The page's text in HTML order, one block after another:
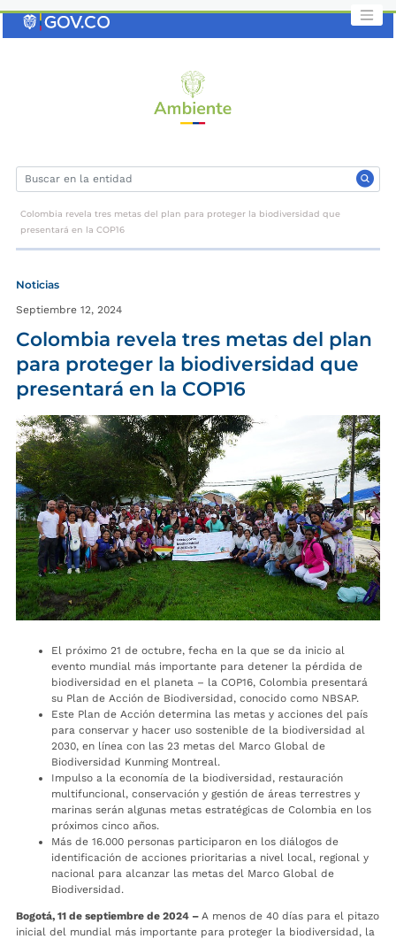
Colombia revela tres metas del plan para proteger la biodiversidad que
presentará en la COP16
Noticias
Septiembre 12, 2024
Colombia revela tres metas del plan
para proteger la biodiversidad que
presentará en la COP16
El próximo 21 de octubre, fecha en la que se da inicio al
evento mundial más importante para detener la pérdida de
biodiversidad en el planeta – la COP16, Colombia presentará
su Plan de Acción de Biodiversidad, conocido como NBSAP.
Este Plan de Acción determina las metas y acciones del país
para conservar y hacer uso sostenible de la biodiversidad al
2030, en línea con las 23 metas del Marco Global de
Biodiversidad Kunming Montreal.
Impulso a la economía de la biodiversidad, restauración
multifuncional, conservación y gestión de áreas terrestres y
marinas serán algunas metas estratégicas de Colombia en los
próximos cinco años.
Más de 16.000 personas participaron en los diálogos de
identificación de acciones prioritarias a nivel local, regional y
nacional para alcanzar las metas del Marco Global de
Biodiversidad.
Bogotá, 11 de septiembre de 2024 – A menos de 40 días para el pitazo
inicial del mundial más importante para proteger la biodiversidad, la